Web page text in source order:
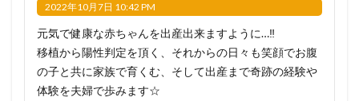
2022年10月7日 10:42 PM
元気で健康な赤ちゃんを出産出来ますように…‼︎
移植から陽性判定を頂く、それからの日々も笑顔でお腹
の子と共に家族で育くむ、そして出産まで奇跡の経験や
体験を夫婦で歩みます☆